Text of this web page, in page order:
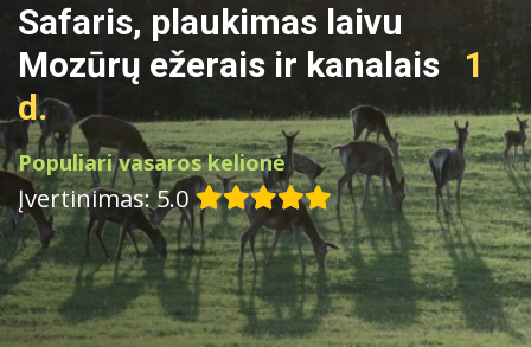
Safaris, plaukimas laivu
Mozūrų ežerais ir kanalais
1
d.
Populiari vasaros kelionė
Įvertinimas: 5.0